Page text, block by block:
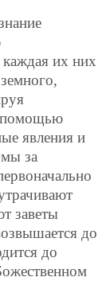
каждая их них
помощью
явления и
за
заветы
до
до